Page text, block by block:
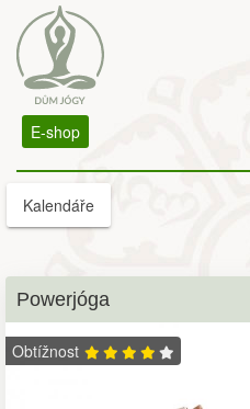
E-shop
Kalendáře
Powerjóga
Obtížnost